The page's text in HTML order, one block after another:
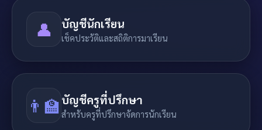
👤 บัญชีนักเรียน
เช็คประวัติและสถิติการมาเรียน
👨‍🏫 บัญชีครูที่ปรึกษา
สำหรับครูที่ปรึกษาจัดการนักเรียน